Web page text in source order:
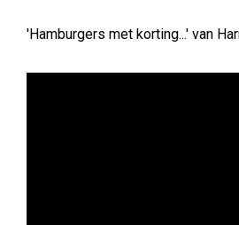
'Hamburgers met korting...' van